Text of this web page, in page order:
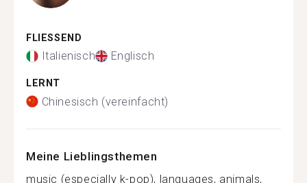
FLIESSEND
Italienisch Englisch
LERNT
Chinesisch (vereinfacht)
Meine Lieblingsthemen
music (especially k-pop), languages, animals,